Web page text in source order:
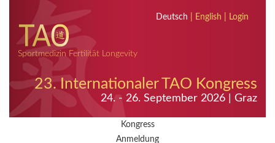
Deutsch English Login
Sportmedizin Fertilität Longevity
23. Internationaler TAO Kongress
24. - 26. September 2026 | Graz
Kongress
Anmeldung